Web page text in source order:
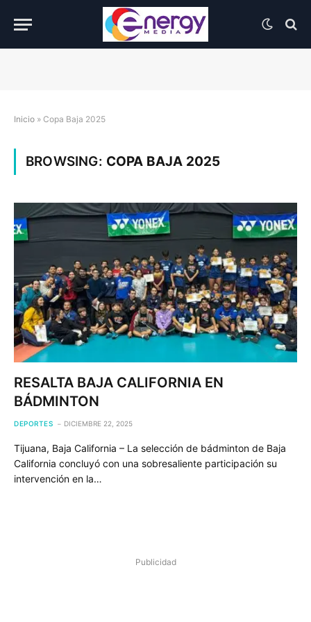
Inicio » Copa Baja 2025
BROWSING: COPA BAJA 2025
RESALTA BAJA CALIFORNIA EN
BÁDMINTON
DEPORTES DICIEMBRE 22, 2025
Tijuana, Baja California – La selección de bádminton de Baja
California concluyó con una sobresaliente participación su
intervención en la…
Publicidad